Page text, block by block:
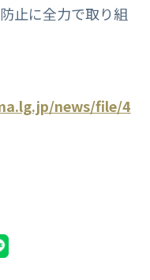
止に全力で取り組
news/file/4